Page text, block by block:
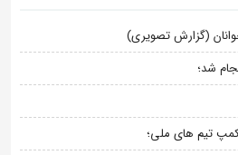
(گزارش تصویری)
شد؛